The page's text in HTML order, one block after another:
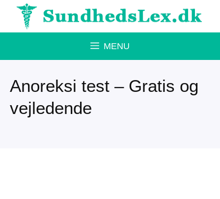
Hop
MENU
Anoreksi test – Gratis og
vejledende